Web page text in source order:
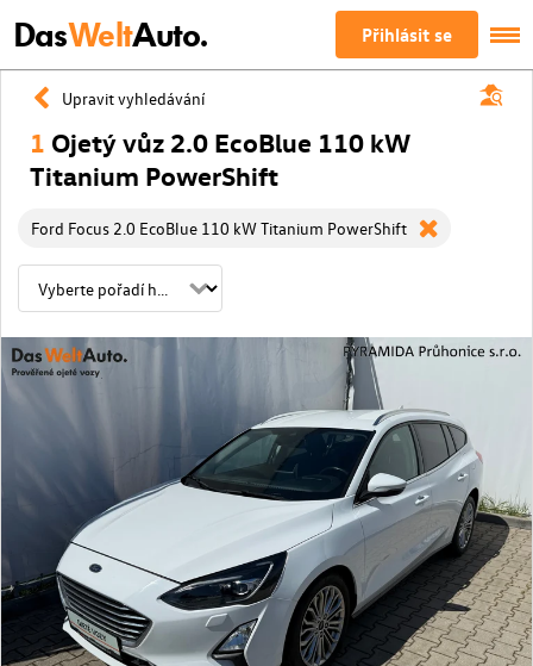
DasWeltAuto. Přihlásit se
Upravit vyhledávání
1 Ojetý vůz 2.0 EcoBlue 110 kW
Titanium PowerShift
Ford Focus 2.0 EcoBlue 110 kW Titanium PowerShift